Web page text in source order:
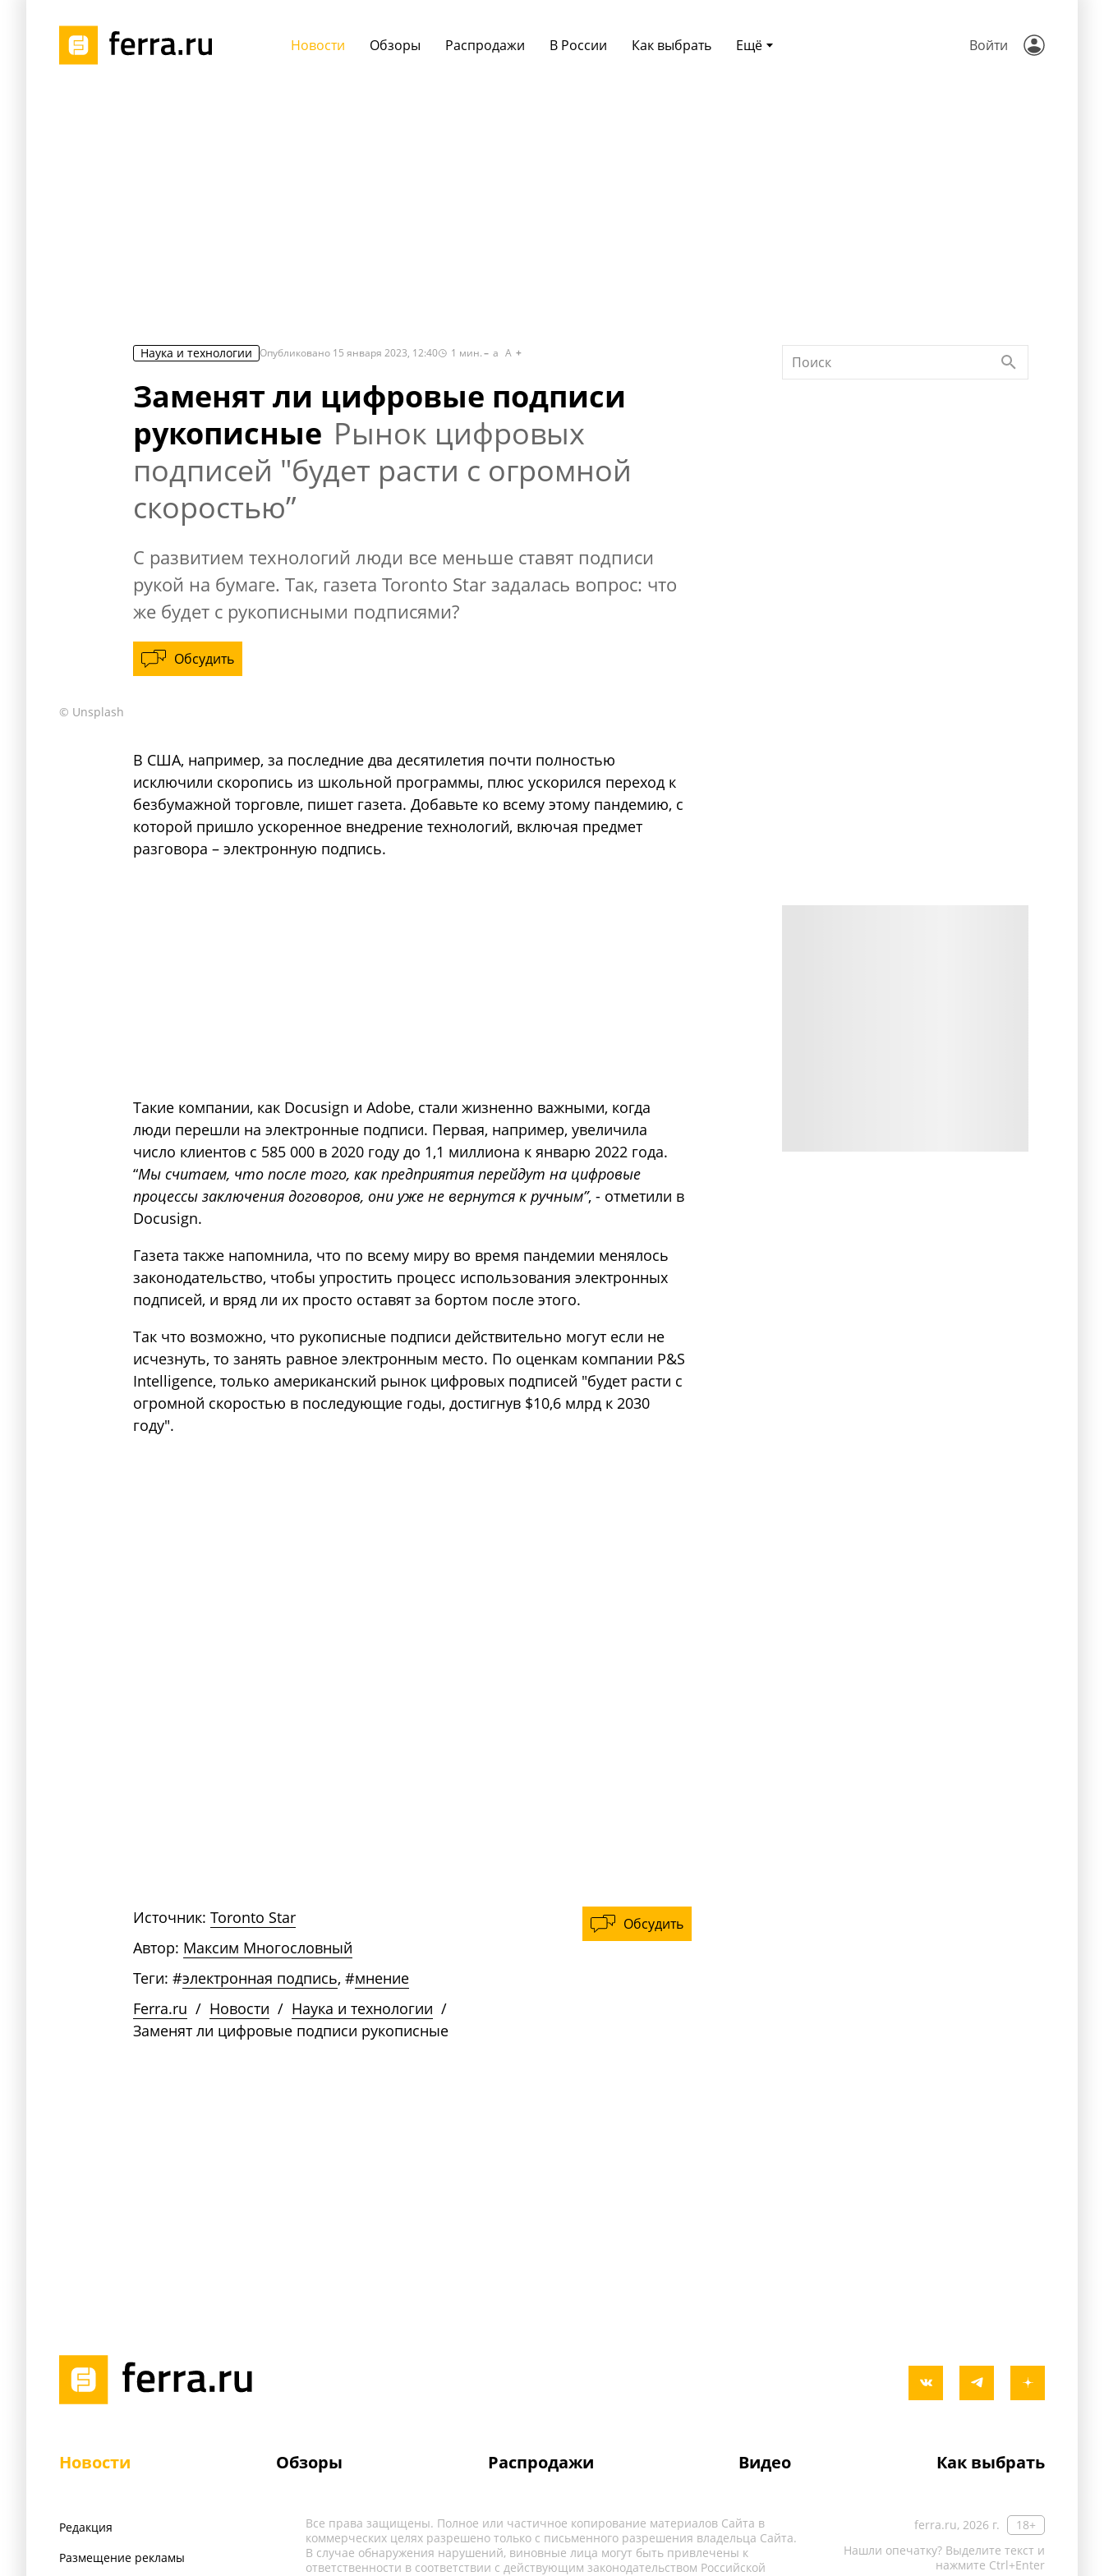
Ещё
Новости Обзоры Распродажи В России Как выбрать Войти
Наука и технологии Опубликовано 15 января 2023, 12:40 1 мин. a A
Заменят ли цифровые подписи
рукописные Рынок цифровых
подписей "будет расти с огромной
скоростью”
С развитием технологий люди все меньше ставят подписи
рукой на бумаге. Так, газета Toronto Star задалась вопрос: что
же будет с рукописными подписями?
Обсудить
© Unsplash
В США, например, за последние два десятилетия почти полностью
исключили скоропись из школьной программы, плюс ускорился переход к
безбумажной торговле, пишет газета. Добавьте ко всему этому пандемию, с
которой пришло ускоренное внедрение технологий, включая предмет
разговора – электронную подпись.
Такие компании, как Docusign и Adobe, стали жизненно важными, когда
люди перешли на электронные подписи. Первая, например, увеличила
число клиентов с 585 000 в 2020 году до 1,1 миллиона к январю 2022 года.
“Мы считаем, что после того, как предприятия перейдут на цифровые
процессы заключения договоров, они уже не вернутся к ручным”, - отметили в
Docusign.
Газета также напомнила, что по всему миру во время пандемии менялось
законодательство, чтобы упростить процесс использования электронных
подписей, и вряд ли их просто оставят за бортом после этого.
Так что возможно, что рукописные подписи действительно могут если не
исчезнуть, то занять равное электронным место. По оценкам компании P&S
Intelligence, только американский рынок цифровых подписей "будет расти с
огромной скоростью в последующие годы, достигнув $10,6 млрд к 2030
году".
Обсудить
Источник: Toronto Star
Автор: Максим Многословный
Теги: #электронная подпись, #мнение
Ferra.ru / Новости / Наука и технологии /
Заменят ли цифровые подписи рукописные
Новости Обзоры Распродажи Видео Как выбрать
Редакция
Размещение рекламы
ferra.ru, 2026 г.
18+
Нашли опечатку? Выделите текст и
нажмите Ctrl+Enter
Все права защищены. Полное или частичное копирование материалов Сайта в
коммерческих целях разрешено только с письменного разрешения владельца Сайта.
В случае обнаружения нарушений, виновные лица могут быть привлечены к
ответственности в соответствии с действующим законодательством Российской